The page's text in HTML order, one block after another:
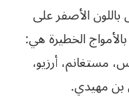
الأصفر على
الخطيرة هي:
مستغانم، أرزيو،
بن مهيدي.